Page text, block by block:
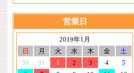
営業日
2019年1月
日
月 火 水 木 金
土
30
31 1 2 3 4
5